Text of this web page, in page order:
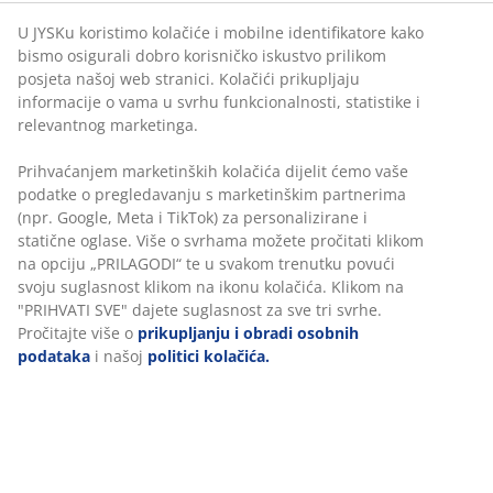
BROJ ARTIKLA: 6894861
Podaci o proizvodu
Komentari
(4)
U JYSKu koristimo kolačiće i mobilne identifikatore kako
bismo osigurali dobro korisničko iskustvo prilikom
posjeta našoj web stranici. Kolačići prikupljaju
informacije o vama u svrhu funkcionalnosti, statistike i
relevantnog marketinga.
Prihvaćanjem marketinških kolačića dijelit ćemo vaše
podatke o pregledavanju s marketinškim partnerima
(npr. Google, Meta i TikTok) za personalizirane i
statične oglase. Više o svrhama možete pročitati klikom
na opciju „PRILAGODI“ te u svakom trenutku povući
svoju suglasnost klikom na ikonu kolačića. Klikom na
"PRIHVATI SVE" dajete suglasnost za sve tri svrhe.
Pročitajte više o prikupljanju i obradi osobnih
podataka i našoj politici kolačića.